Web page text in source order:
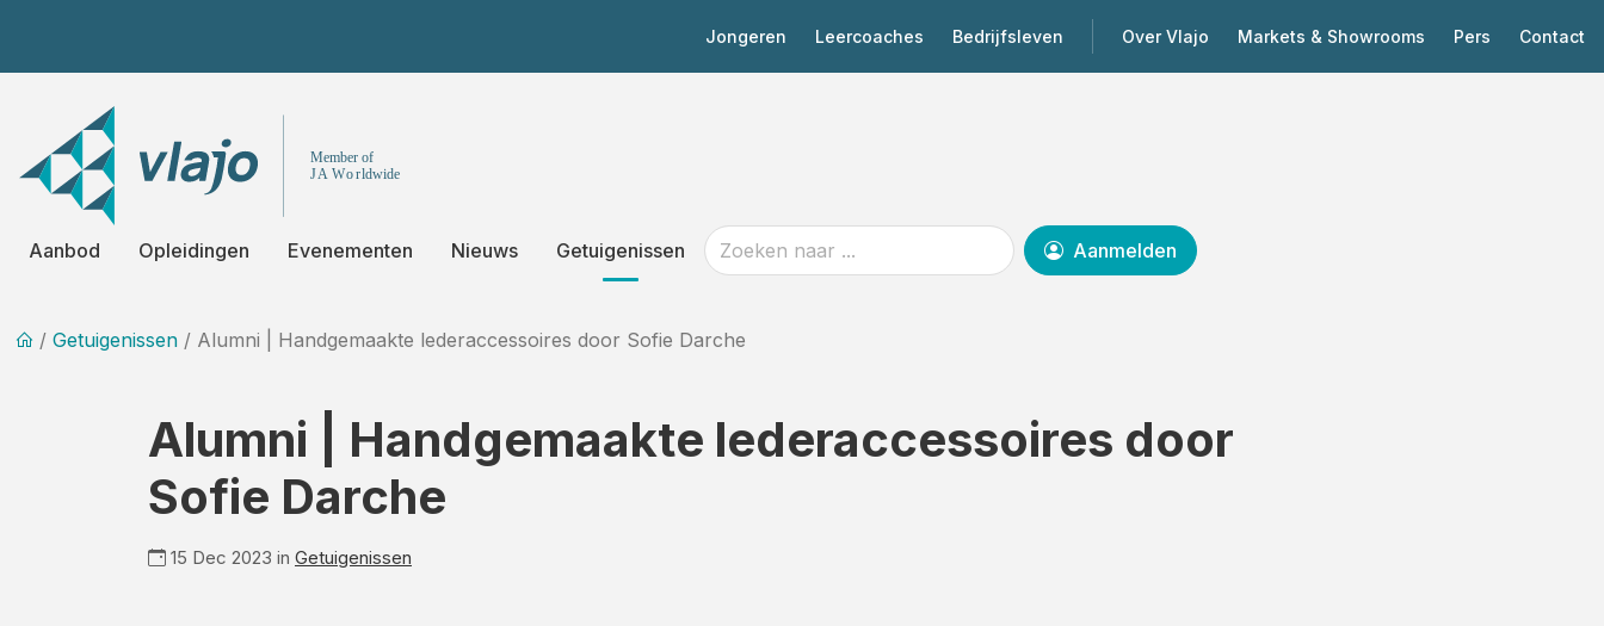
Jongeren Leercoaches Bedrijfsleven Over Vlajo Markets & Showrooms Pers Contact
Aanbod Opleidingen Evenementen Nieuws Getuigenissen Aanmelden
/ Getuigenissen / Alumni | Handgemaakte lederaccessoires door Sofie Darche
Alumni | Handgemaakte lederaccessoires door
Sofie Darche
15 Dec 2023 in Getuigenissen